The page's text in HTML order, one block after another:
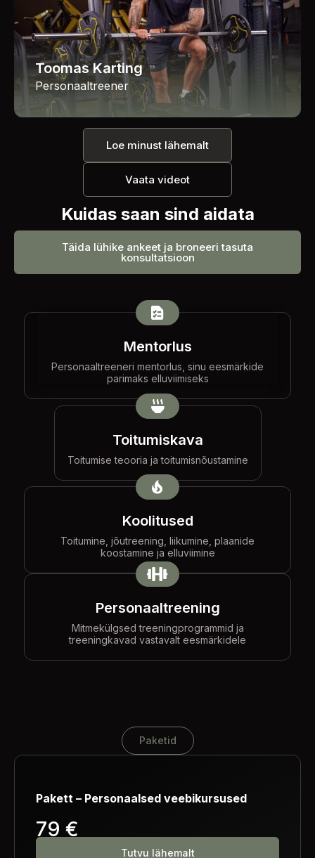
Toomas Karting
Personaaltreener
Loe minust lähemalt
Vaata videot
Kuidas saan sind aidata
Täida lühike ankeet ja broneeri tasuta
konsultatsioon
Mentorlus
Personaaltreeneri mentorlus, sinu eesmärkide
parimaks elluviimiseks
Toitumiskava
Toitumise teooria ja toitumisnõustamine
Koolitused
Toitumine, jõutreening, liikumine, plaanide
koostamine ja elluviimine
Personaaltreening
Mitmekülgsed treeningprogrammid ja
treeningkavad vastavalt eesmärkidele
Paketid
Pakett – Personaalsed veebikursused
79 €
Tutvu lähemalt